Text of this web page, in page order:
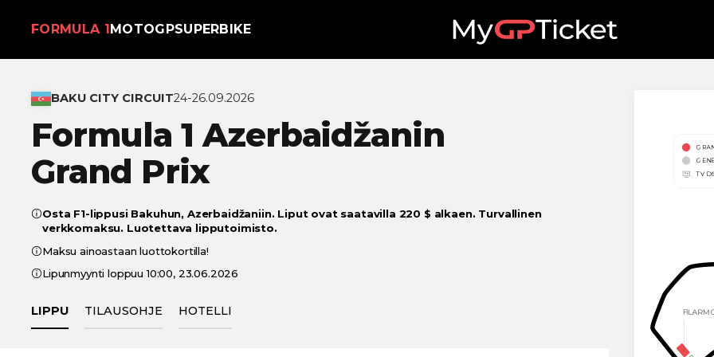
FORMULA 1 MOTOGPSUPERBIKE
BAKU CITY CIRCUIT24-26.09.2026
Formula 1 Azerbaidžanin
Grand Prix
Osta F1-lippusi Bakuhun, Azerbaidžaniin. Liput ovat saatavilla 220 $ alkaen. Turvallinen
verkkomaksu. Luotettava lipputoimisto.
Maksu ainoastaan luottokortilla!
Lipunmyynti loppuu 10:00, 23.06.2026
LIPPU TILAUSOHJE HOTELLI